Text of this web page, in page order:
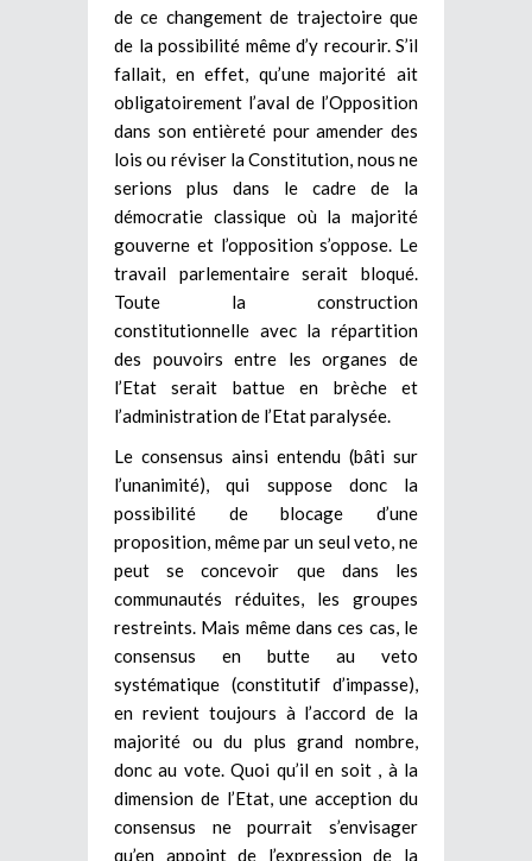
de ce changement de trajectoire que
de la possibilité même d’y recourir. S’il
fallait, en effet, qu’une majorité ait
obligatoirement l’aval de l’Opposition
dans son entièreté pour amender des
lois ou réviser la Constitution, nous ne
serions plus dans le cadre de la
démocratie classique où la majorité
gouverne et l’opposition s’oppose. Le
travail parlementaire serait bloqué.
Toute la construction
constitutionnelle avec la répartition
des pouvoirs entre les organes de
l’Etat serait battue en brèche et
l’administration de l’Etat paralysée.
Le consensus ainsi entendu (bâti sur
l’unanimité), qui suppose donc la
possibilité de blocage d’une
proposition, même par un seul veto, ne
peut se concevoir que dans les
communautés réduites, les groupes
restreints. Mais même dans ces cas, le
consensus en butte au veto
systématique (constitutif d’impasse),
en revient toujours à l’accord de la
majorité ou du plus grand nombre,
donc au vote. Quoi qu’il en soit , à la
dimension de l’Etat, une acception du
consensus ne pourrait s’envisager
qu’en appoint de l’expression de la